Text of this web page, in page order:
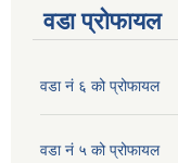
वडा प्रोफायल
वडा नं ६ को प्रोफायल
वडा नं ५ को प्रोफायल